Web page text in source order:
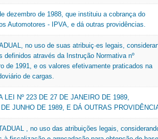
dezembro de 1988, que instituiu a cobrança do
Automotores - IPVA, e dá outras providências.
no uso de suas atribuiç·es legais,
através da Instrução Normativa nº
de 1991, e os valores efetivamente praticados na
de cargas.
LEI Nº 223 DE 27 DE JANEIRO DE 1989,
JUNHO DE 1989, E DÁ OUTRAS
, no uso das atribuições legais,